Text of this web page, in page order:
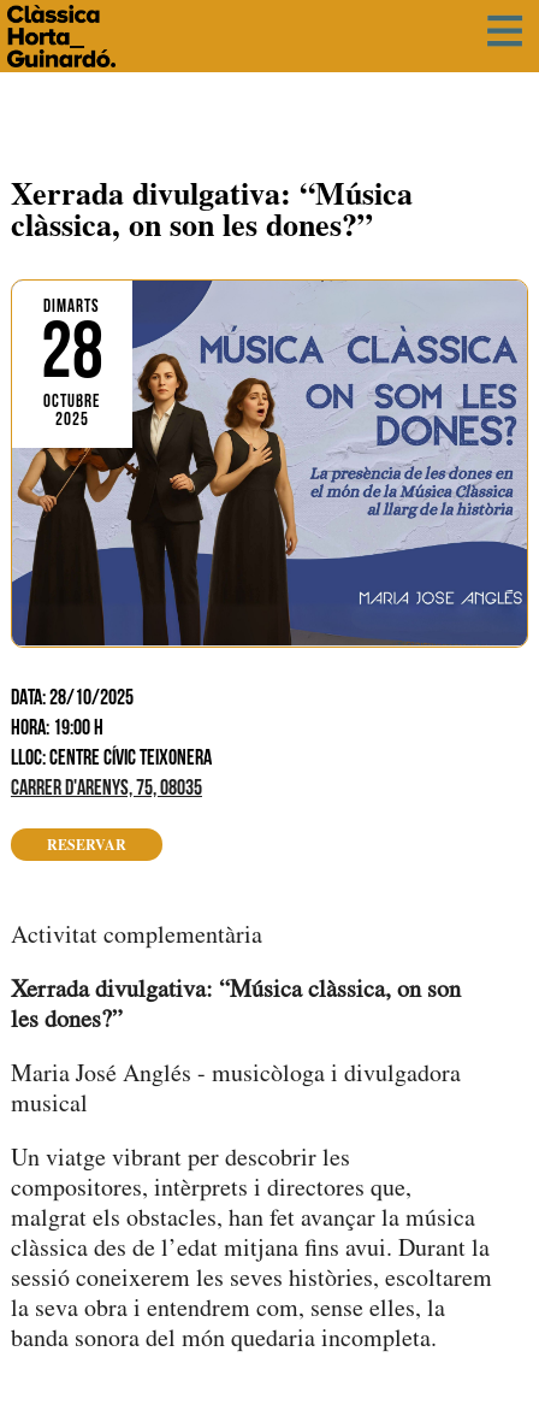
Xerrada divulgativa: “Música
clàssica, on son les dones?”
DIMARTS
28
OCTUBRE
2025
DATA: 28/10/2025
HORA: 19:00 H
LLOC: CENTRE CÍVIC TEIXONERA
CARRER D'ARENYS, 75, 08035
RESERVAR
Activitat complementària
Xerrada divulgativa: “Música clàssica, on son
les dones?”
Maria José Anglés - musicòloga i divulgadora
musical
Un viatge vibrant per descobrir les
compositores, intèrprets i directores que,
malgrat els obstacles, han fet avançar la música
clàssica des de l’edat mitjana fins avui. Durant la
sessió coneixerem les seves històries, escoltarem
la seva obra i entendrem com, sense elles, la
banda sonora del món quedaria incompleta.